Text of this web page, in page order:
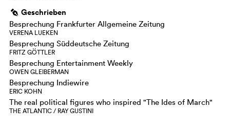
g Geschrieben
Besprechung Frankfurter Allgemeine Zeitung
VERENA LUEKEN
Besprechung Süddeutsche Zeitung
FRITZ GÖTTLER
Besprechung Entertainment Weekly
OWEN GLEIBERMAN
Besprechung Indiewire
ERIC KOHN
The real political figures who inspired "The Ides of March"
THE ATLANTIC / RAY GUSTINI